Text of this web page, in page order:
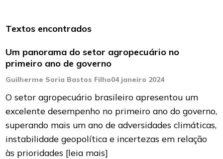
Textos encontrados
Um panorama do setor agropecuário no
primeiro ano de governo
Guilherme Soria Bastos Filho04 janeiro 2024
O setor agropecuário brasileiro apresentou um
excelente desempenho no primeiro ano do governo,
superando mais um ano de adversidades climáticas,
instabilidade geopolítica e incertezas em relação
às prioridades [leia mais]